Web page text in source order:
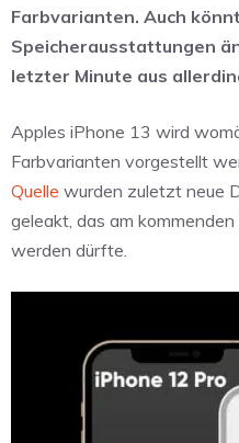
Farbvarianten. Auch
Speicherausstattungen
letzter Minute aus
Apples iPhone 13 wird
Farbvarianten vorgestellt
Quelle wurden zuletzt neue
geleakt, das am
werden dürfte.